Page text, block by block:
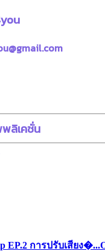
ลิเคชั่น
EP.2 การปรับเสียง�...